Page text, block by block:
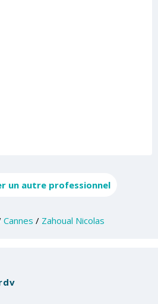
un autre professionnel
Cannes / Zahoual Nicolas